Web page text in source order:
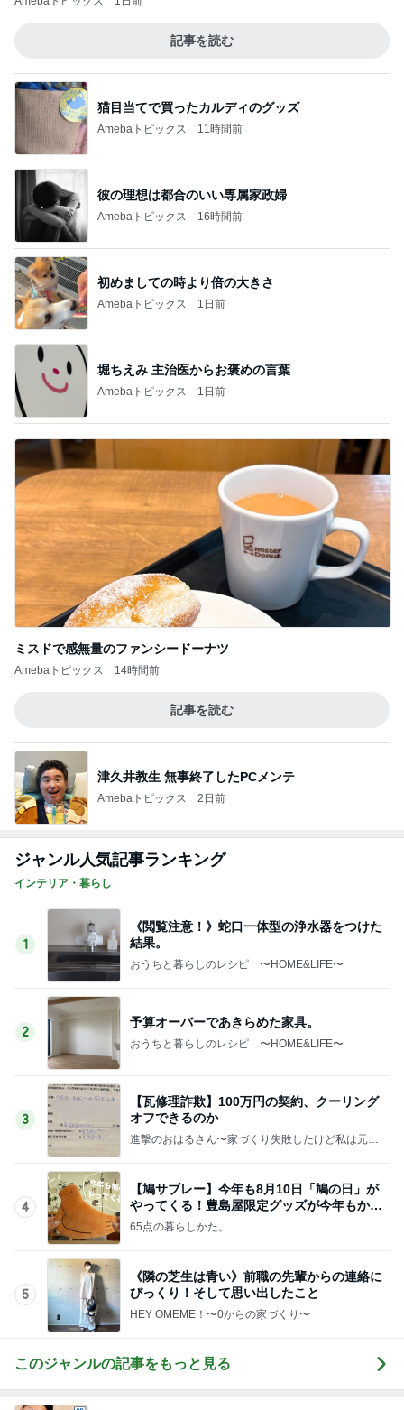
記事を読む
猫目当てで買ったカルディのグッズ
Amebaトピックス 11時間前
彼の理想は都合のいい専属家政婦
Amebaトピックス 16時間前
初めましての時より倍の大きさ
Amebaトピックス 1日前
堀ちえみ 主治医からお褒めの言葉
Amebaトピックス 1日前
ミスドで感無量のファンシードーナツ
Amebaトピックス 14時間前
記事を読む
津久井教生 無事終了したPCメンテ
Amebaトピックス 2日前
ジャンル人気記事ランキング
インテリア・暮らし
1
《閲覧注意！》蛇口一体型の浄水器をつけた
結果。
おうちと暮らしのレシピ 〜HOME&LIFE〜
2
予算オーバーであきらめた家具。
おうちと暮らしのレシピ 〜HOME&LIFE〜
3
【瓦修理詐欺】100万円の契約、クーリング
オフできるのか
進撃のおはるさん〜家づくり失敗したけど私は元気
4
【鳩サブレー】今年も8月10日「鳩の日」が
やってくる！豊島屋限定グッズが今年もかわ
いすぎる♡
65点の暮らしかた。
5
《隣の芝生は青い》前職の先輩からの連絡に
びっくり！そして思い出したこと
HEY OMEME！〜0からの家づくり〜
このジャンルの記事をもっと見る